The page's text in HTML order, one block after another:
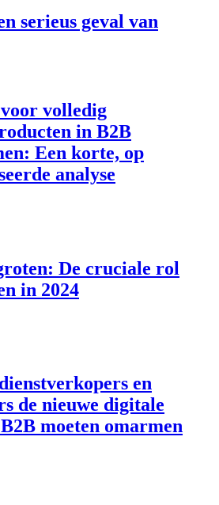
serieus geval van
volledig
in B2B
Een korte, op
analyse
De cruciale rol
in 2024
en
de nieuwe digitale
moeten omarmen